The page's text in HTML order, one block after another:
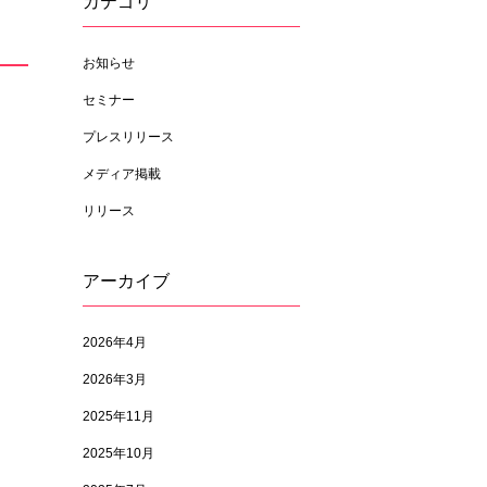
お知らせ
セミナー
プレスリリース
メディア掲載
リリース
アーカイブ
2026年4月
2026年3月
2025年11月
2025年10月